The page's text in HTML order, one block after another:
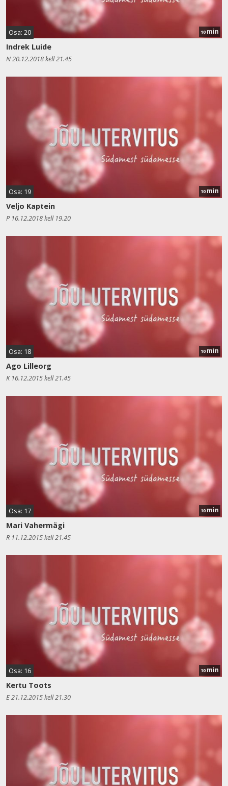
Osa: 20 10 min
Indrek Luide
N 20.12.2018 kell 21.45
Osa: 19 10 min
Veljo Kaptein
P 16.12.2018 kell 19.20
Osa: 18 10 min
Ago Lilleorg
K 16.12.2015 kell 21.45
Osa: 17 10 min
Mari Vahermägi
R 11.12.2015 kell 21.45
Osa: 16 10 min
Kertu Toots
E 21.12.2015 kell 21.30